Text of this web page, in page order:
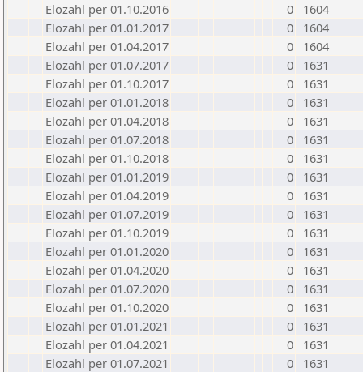
Elozahl per 01.10.2016
0
1604
Elozahl per 01.01.2017
0
1604
Elozahl per 01.04.2017
0
1604
Elozahl per 01.07.2017
0
1631
Elozahl per 01.10.2017
0
1631
Elozahl per 01.01.2018
0
1631
Elozahl per 01.04.2018
0
1631
Elozahl per 01.07.2018
0
1631
Elozahl per 01.10.2018
0
1631
Elozahl per 01.01.2019
0
1631
Elozahl per 01.04.2019
0
1631
Elozahl per 01.07.2019
0
1631
Elozahl per 01.10.2019
0
1631
Elozahl per 01.01.2020
0
1631
Elozahl per 01.04.2020
0
1631
Elozahl per 01.07.2020
0
1631
Elozahl per 01.10.2020
0
1631
Elozahl per 01.01.2021
0
1631
Elozahl per 01.04.2021
0
1631
Elozahl per 01.07.2021
0
1631